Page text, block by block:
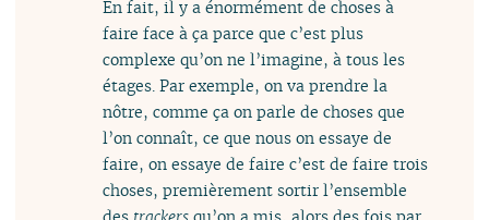
En fait, il y a énormément de choses à
faire face à ça parce que c’est plus
complexe qu’on ne l’imagine, à tous les
étages. Par exemple, on va prendre la
nôtre, comme ça on parle de choses que
l’on connaît, ce que nous on essaye de
faire, on essaye de faire c’est de faire trois
choses, premièrement sortir l’ensemble